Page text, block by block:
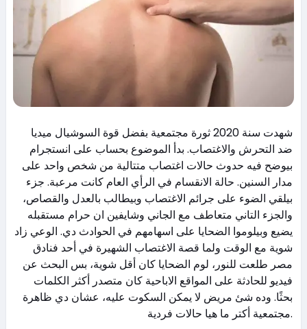
شهدت سنة 2020 ثورة مجتمعية بفضل قوة السوشيال ميديا
ضد التحرش والاغتصاب. بدأ الموضوع بحساب على انستجرام
بيوضح فيه حدوث حالات اغتصاب متتالية من شخص واحد على
مدار السنين. حالة الانقسام في الرأي العام كانت مرعبة. جزء
بيلقي الضوء على جرائم الاغتصاب وبيطالب بالعدل والقصاص،
والجزء التاني متعاطف مع الجاني وشايفين ان حرام مستقبله
يضيع وبيلوموا الضحايا على اسهامهم في الحوادث دي. الوعي زاد
شوية مع الوقت ولما قصة الاغتصاب الشهيرة في أحد فنادق
مصر طلعت للنور، لوم الضحايا كان أقل شوية، بس البحث عن
فيديو للحادثة على المواقع الاباحية كان متصدر أكثر الكلمات
بحثًا. وده شئ مريض لا يمكن السكوت عليه، عشان دي ظاهرة
مجتمعية أكتر ما هيا حالات فردية.